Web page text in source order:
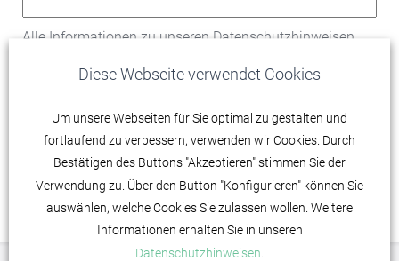
Alle Informationen zu unseren Datenschutzhinweisen
Diese Webseite verwendet Cookies
Um unsere Webseiten für Sie optimal zu gestalten und
fortlaufend zu verbessern, verwenden wir Cookies. Durch
Bestätigen des Buttons "Akzeptieren" stimmen Sie der
Verwendung zu. Über den Button "Konfigurieren" können Sie
auswählen, welche Cookies Sie zulassen wollen. Weitere
Informationen erhalten Sie in unseren
Datenschutzhinweisen